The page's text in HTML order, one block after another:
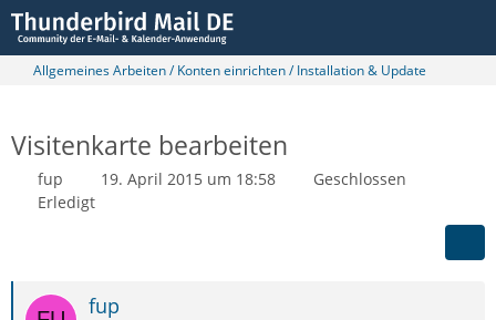
Allgemeines Arbeiten / Konten einrichten / Installation & Update
Visitenkarte bearbeiten
fup 19. April 2015 um 18:58
Geschlossen
Erledigt
fup